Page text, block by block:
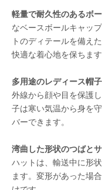
軽量で耐久性のあるボ
なベースボールキャッ
トのディテールを備え
快適な着心地を保ちます
多用途のレディース帽
外線から顔や目を保護
子は寒い気温から身を
バーできます。
湾曲した形状のつばとサ
ハットは、輸送中に形
ます。変形があった場